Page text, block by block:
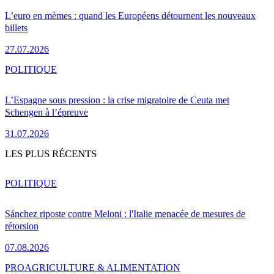
L’euro en mèmes : quand les Européens détournent les nouveaux
billets
27.07.2026
L’Espagne sous pression : la crise migratoire de Ceuta met
Schengen à l’épreuve
31.07.2026
POLITIQUE
LES PLUS RÉCENTS
Sánchez riposte contre Meloni : l'Italie menacée de mesures de
rétorsion
07.08.2026
POLITIQUE
PROAGRICULTURE & ALIMENTATION